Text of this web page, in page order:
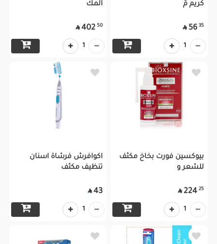
كريم مُ
35
56

1
المك
50
402

1
بيوكسين فورت بخاخ مكثف
للشعر و
25
224

1
اكوافرش فرشاة اسنان
تنظيف مكثف
43

1